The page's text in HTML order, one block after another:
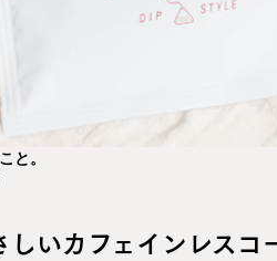
と。
しいカフェインレスコ